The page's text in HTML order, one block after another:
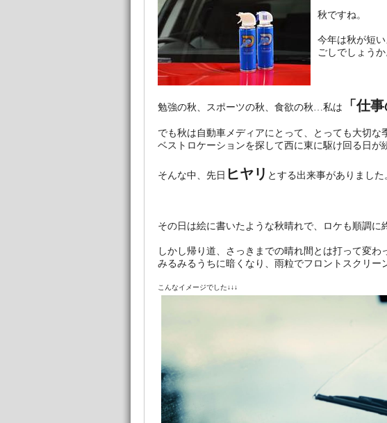
秋ですね。
今年は秋が短
ごしでしょうか
勉強の秋、スポーツの秋、食欲の秋…私は 「仕
でも秋は自動車メディアにとって、とっても大切
ベストロケーションを探して西に東に駆け回る日が
そんな中、先日 ヒヤリ とする出来事がありました
その日は絵に書いたような秋晴れで、ロケも順調に
しかし帰り道、さっきまでの晴れ間とは打って変
みるみるうちに暗くなり、雨粒でフロントスクリー
こんなイメージでした↓↓↓